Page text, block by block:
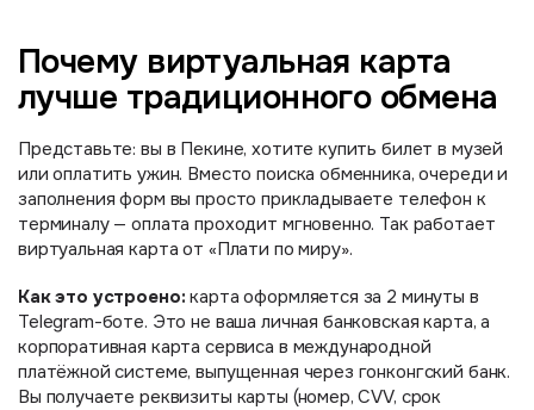
Почему виртуальная карта
лучше традиционного обмена
Представьте: вы в Пекине, хотите купить билет в музей
или оплатить ужин. Вместо поиска обменника, очереди и
заполнения форм вы просто прикладываете телефон к
терминалу — оплата проходит мгновенно. Так работает
виртуальная карта от «Плати по миру».
Как это устроено: карта оформляется за 2 минуты в
Telegram-боте. Это не ваша личная банковская карта, а
корпоративная карта сервиса в международной
платёжной системе, выпущенная через гонконгский банк.
Вы получаете реквизиты карты (номер, CVV, срок